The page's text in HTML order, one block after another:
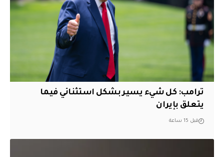
ترامب: كل شيء يسير بشكل استثنائي فيما
يتعلق بإيران
قبل 15 ساعة